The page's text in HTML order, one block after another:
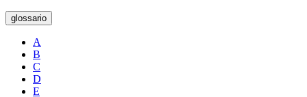
glossario
A
B
C
D
E